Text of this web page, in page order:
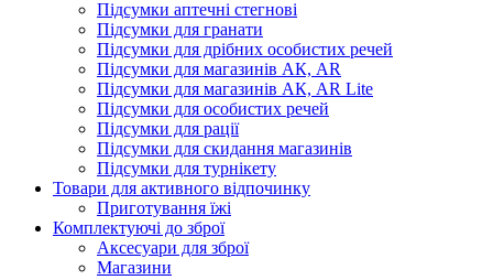
Підсумки аптечні стегнові
Підсумки для гранати
Підсумки для дрібних особистих речей
Підсумки для магазинів АК, AR
Підсумки для магазинів АК, AR Lite
Підсумки для особистих речей
Підсумки для рації
Підсумки для скидання магазинів
Підсумки для турнікету
Товари для активного відпочинку
Приготування їжі
Комплектуючі до зброї
Аксесуари для зброї
Магазини